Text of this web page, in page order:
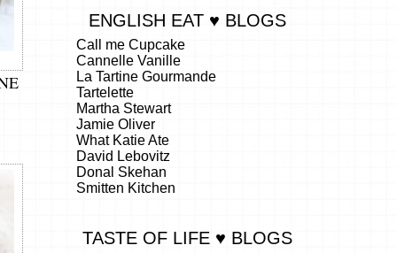
ENGLISH EAT ♥ BLOGS
Call me Cupcake
Cannelle Vanille
La Tartine Gourmande
Tartelette
Martha Stewart
Jamie Oliver
What Katie Ate
David Lebovitz
Donal Skehan
Smitten Kitchen
TASTE OF LIFE ♥ BLOGS